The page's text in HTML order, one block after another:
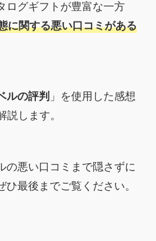
ログギフトが豊富な一方
に関する悪い口コミがある
ルの評判 」を使用した感想
説します。
の悪い口コミまで隠さずに
最後までご覧ください。